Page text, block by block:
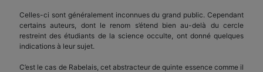
Celles-ci sont généralement inconnues du grand public. Cependant
certains auteurs, dont le renom s’étend bien au-delà du cercle
restreint des étudiants de la science occulte, ont donné quelques
indications à leur sujet.
C’est le cas de Rabelais, cet abstracteur de quinte essence comme il